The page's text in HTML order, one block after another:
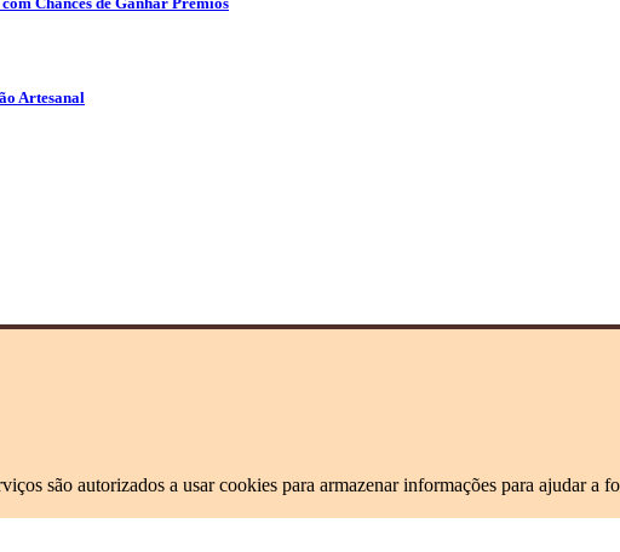
Artesanal
são autorizados a usar cookies para armazenar informações para ajudar a